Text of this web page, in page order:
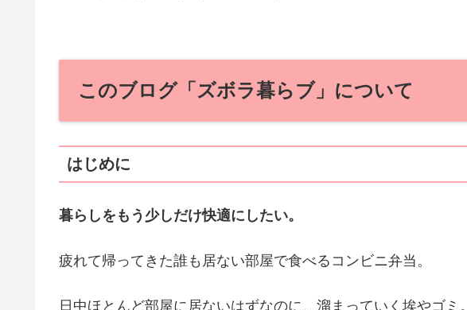
このブログ「ズボラ暮らブ」について
はじめに
暮らしをもう少しだけ快適にしたい。
疲れて帰ってきた誰も居ない部屋で食べるコンビニ弁当。
日中ほとんど部屋に居ないはずなのに、溜まっていく埃やゴミ。